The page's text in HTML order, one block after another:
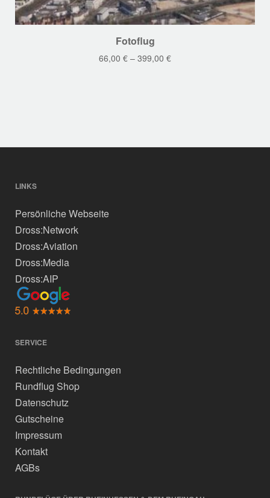
Produkt
weist
Fotoflug
66,00 € – 399,00 €
LINKS
Persönliche Webseite
Dross:Network
Dross:Aviation
Dross:Media
Dross:AIP
SERVICE
Rechtliche Bedingungen
Rundflug Shop
Datenschutz
Gutscheine
Impressum
Kontakt
AGBs